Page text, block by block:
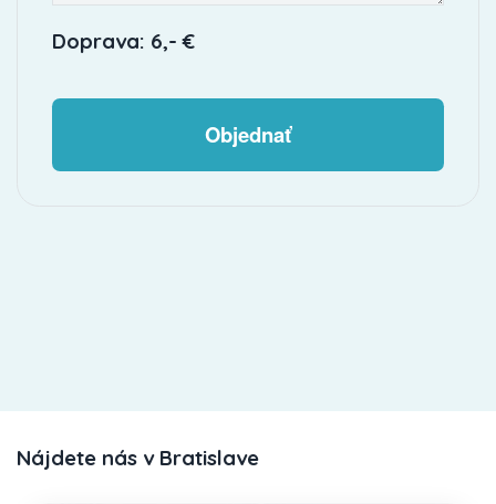
Doprava: 6,- €
Objednať
Nájdete nás v Bratislave